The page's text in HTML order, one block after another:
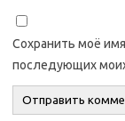
Сохранить моё
последующих